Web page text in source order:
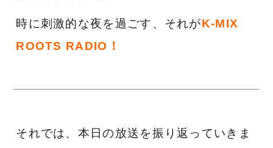
時に刺激的な夜を過ごす、それがK-MIX
ROOTS RADIO！
それでは、本日の放送を振り返っていきま